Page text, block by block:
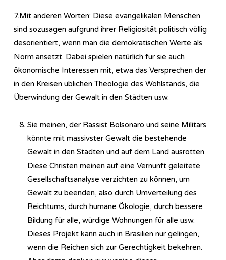
7.Mit anderen Worten: Diese evangelikalen Menschen
sind sozusagen aufgrund ihrer Religiosität politisch völlig
desorientiert, wenn man die demokratischen Werte als
Norm ansetzt. Dabei spielen natürlich für sie auch
ökonomische Interessen mit, etwa das Versprechen der
in den Kreisen üblichen Theologie des Wohlstands, die
Überwindung der Gewalt in den Städten usw.
Sie meinen, der Rassist Bolsonaro und seine Militärs
könnte mit massivster Gewalt die bestehende
Gewalt in den Städten und auf dem Land ausrotten.
Diese Christen meinen auf eine Vernunft geleitete
Gesellschaftsanalyse verzichten zu können, um
Gewalt zu beenden, also durch Umverteilung des
Reichtums, durch humane Ökologie, durch bessere
Bildung für alle, würdige Wohnungen für alle usw.
Dieses Projekt kann auch in Brasilien nur gelingen,
wenn die Reichen sich zur Gerechtigkeit bekehren.